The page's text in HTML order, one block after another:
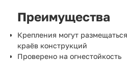
Преимущества
Крепления могут
краёв конструкций
Проверено на огнестойкость